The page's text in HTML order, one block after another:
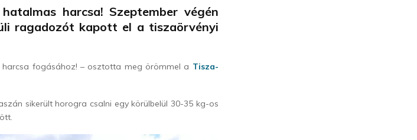
harcsa! Szeptember végén
ragadozót kapott el a tiszaörvényi
fogásához! – osztotta meg örömmel a Tisza-
sikerült horogra csalni egy körülbelül 30-35 kg-os